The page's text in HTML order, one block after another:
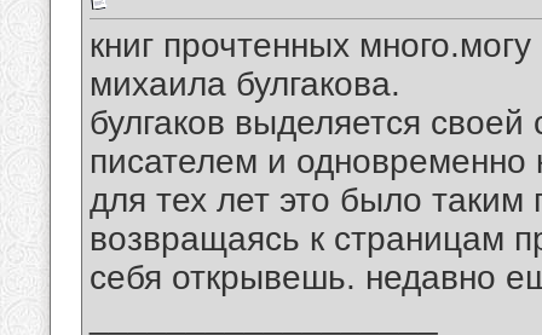
книг прочтенных
михаила булгакова.
булгаков выделяется
писателем и
для тех лет это было
возвращаясь к страницам
себя открывешь. недавно